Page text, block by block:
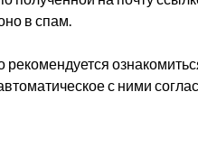
в спам.
рекомендуется
с ними